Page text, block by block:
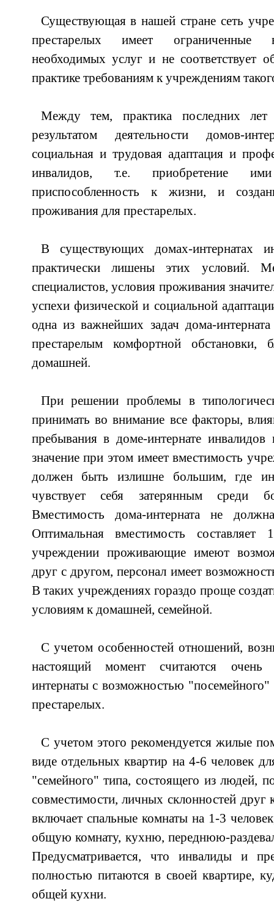
Существующая в нашей стране сеть
престарелых имеет ограниченные
необходимых услуг и не соответствует
практике требованиям к учреждениям
Между тем, практика последних лет
результатом деятельности домов-
социальная и трудовая адаптация и
инвалидов, т.е. приобретение
приспособленность к жизни, и
проживания для престарелых.
В существующих домах-интернатах
практически лишены этих условий.
специалистов, условия проживания
успехи физической и социальной
одна из важнейших задач дома-
престарелым комфортной обстановки,
домашней.
При решении проблемы в
принимать во внимание все факторы,
пребывания в доме-интернате
значение при этом имеет вместимость
должен быть излишне большим, где
чувствует себя затерянным среди
Вместимость дома-интерната не
Оптимальная вместимость
учреждении проживающие имеют
друг с другом, персонал имеет
В таких учреждениях гораздо проще
условиям к домашней, семейной.
С учетом особенностей отношений,
настоящий момент считаются очень
интернаты с возможностью
престарелых.
С учетом этого рекомендуется жилые
виде отдельных квартир на 4-6 человек
"семейного" типа, состоящего из людей,
совместимости, личных склонностей друг
включает спальные комнаты на 1-3
общую комнату, кухню, переднюю-
Предусматривается, что инвалиды и
полностью питаются в своей квартире,
общей кухни.